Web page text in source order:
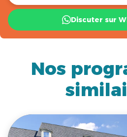
Discuter sur
Nos